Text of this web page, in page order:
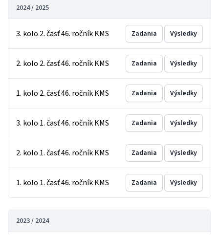
2024 / 2025
3. kolo 2. časť 46. ročník KMS Zadania Výsledky
2. kolo 2. časť 46. ročník KMS Zadania Výsledky
1. kolo 2. časť 46. ročník KMS Zadania Výsledky
3. kolo 1. časť 46. ročník KMS Zadania Výsledky
2. kolo 1. časť 46. ročník KMS Zadania Výsledky
1. kolo 1. časť 46. ročník KMS Zadania Výsledky
2023 / 2024